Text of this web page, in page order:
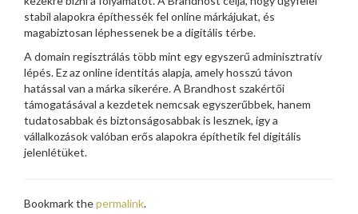
stabil alapokra építhessék fel online márkájukat, és
magabiztosan léphessenek be a digitális térbe.
A domain regisztrálás több mint egy egyszerű adminisztratív
lépés. Ez az online identitás alapja, amely hosszú távon
hatással van a márka sikerére. A Brandhost szakértői
támogatásával a kezdetek nemcsak egyszerűbbek, hanem
tudatosabbak és biztonságosabbak is lesznek, így a
vállalkozások valóban erős alapokra építhetik fel digitális
jelenlétüket.
Bookmark thepermalink.